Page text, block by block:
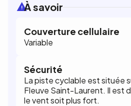
À savoir
Couverture cellulaire
Variable
Sécurité
La piste cyclable est située
Fleuve Saint-Laurent. Il est
le vent soit plus fort.